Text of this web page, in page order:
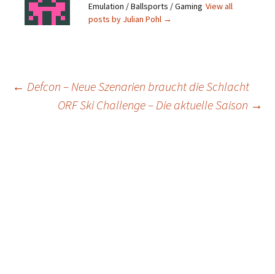
Emulation / Ballsports / Gaming View all
posts by Julian Pohl →
Post
← Defcon – Neue Szenarien braucht die Schlacht
ORF Ski Challenge – Die aktuelle Saison →